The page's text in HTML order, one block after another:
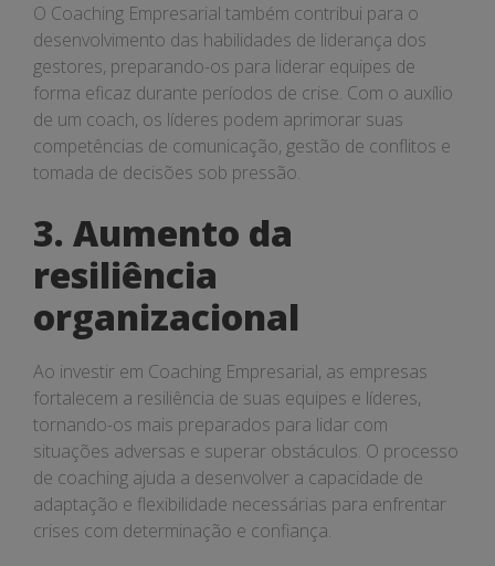
O Coaching Empresarial também contribui para o
desenvolvimento das habilidades de liderança dos
gestores, preparando-os para liderar equipes de
forma eficaz durante períodos de crise. Com o auxílio
de um coach, os líderes podem aprimorar suas
competências de comunicação, gestão de conflitos e
tomada de decisões sob pressão.
3. Aumento da
resiliência
organizacional
Ao investir em Coaching Empresarial, as empresas
fortalecem a resiliência de suas equipes e líderes,
tornando-os mais preparados para lidar com
situações adversas e superar obstáculos. O processo
de coaching ajuda a desenvolver a capacidade de
adaptação e flexibilidade necessárias para enfrentar
crises com determinação e confiança.